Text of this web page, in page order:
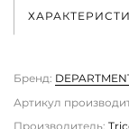
Бренд:
Артикул
Производитель: